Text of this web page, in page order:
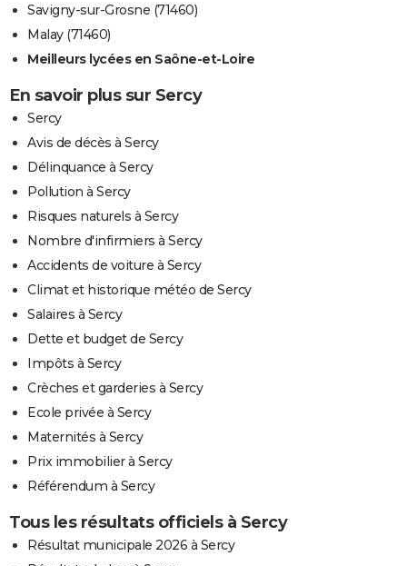
Savigny-sur-Grosne (71460)
Malay (71460)
Meilleurs lycées en Saône-et-Loire
En savoir plus sur Sercy
Sercy
Avis de décès à Sercy
Délinquance à Sercy
Pollution à Sercy
Risques naturels à Sercy
Nombre d'infirmiers à Sercy
Accidents de voiture à Sercy
Climat et historique météo de Sercy
Salaires à Sercy
Dette et budget de Sercy
Impôts à Sercy
Crèches et garderies à Sercy
Ecole privée à Sercy
Maternités à Sercy
Prix immobilier à Sercy
Référendum à Sercy
Tous les résultats officiels à Sercy
Résultat municipale 2026 à Sercy